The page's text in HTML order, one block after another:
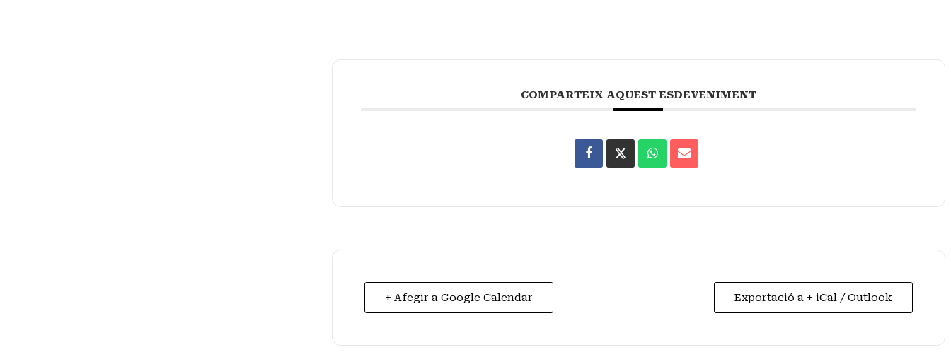
COMPARTEIX AQUEST ESDEVENIMENT
+ Afegir a Google Calendar Exportació a + iCal / Outlook